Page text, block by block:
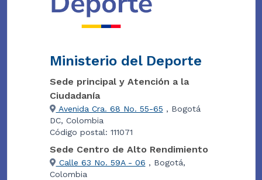
Ministerio del Deporte
Sede principal y Atención a la
Ciudadanía
Avenida Cra. 68 No. 55-65 , Bogotá
DC, Colombia
Código postal: 111071
Sede Centro de Alto Rendimiento
Calle 63 No. 59A - 06 , Bogotá,
Colombia